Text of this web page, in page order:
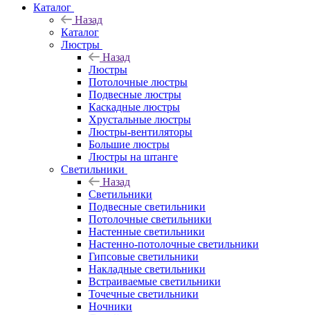
Каталог
Назад
Каталог
Люстры
Назад
Люстры
Потолочные люстры
Подвесные люстры
Каскадные люстры
Хрустальные люстры
Люстры-вентиляторы
Большие люстры
Люстры на штанге
Светильники
Назад
Светильники
Подвесные светильники
Потолочные светильники
Настенные светильники
Настенно-потолочные светильники
Гипсовые светильники
Накладные светильники
Встраиваемые светильники
Точечные светильники
Ночники